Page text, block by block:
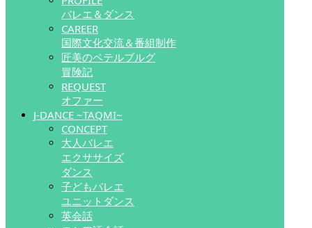
バレエ＆ダンス
CAREER
国際文化交流＆番組制作
匠美のペテルブルグ
冒険記
REQUEST
オファー
J-DANCE ~TAQMI~
CONCEPT
大人バレエ
エクササイズ
ダンス
子どもバレエ
ユニットダンス
英会話